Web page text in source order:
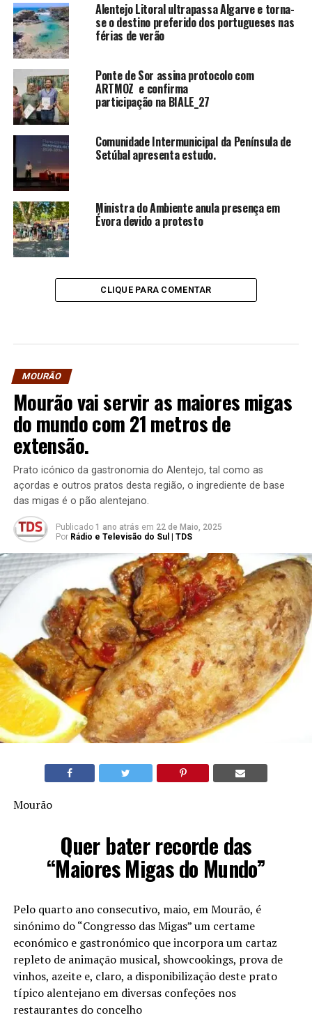
Alentejo Litoral ultrapassa Algarve e torna-
se o destino preferido dos portugueses nas
férias de verão
Ponte de Sor assina protocolo com
ARTMOZ e confirma
participação na BIALE_27
Comunidade Intermunicipal da Península de
Setúbal apresenta estudo.
Ministra do Ambiente anula presença em
Évora devido a protesto
CLIQUE PARA COMENTAR
MOURÃO
Mourão vai servir as maiores migas
do mundo com 21 metros de
extensão.
Prato icónico da gastronomia do Alentejo, tal como as
açordas e outros pratos desta região, o ingrediente de base
das migas é o pão alentejano.
Publicado 1 ano atrás em 22 de Maio, 2025
Por Rádio e Televisão do Sul | TDS
Mourão
Quer bater recorde das
“Maiores Migas do Mundo”
Pelo quarto ano consecutivo, maio, em Mourão, é
sinónimo do “Congresso das Migas” um certame
económico e gastronómico que incorpora um cartaz
repleto de animação musical, showcookings, prova de
vinhos, azeite e, claro, a disponibilização deste prato
típico alentejano em diversas confeções nos
restaurantes do concelho